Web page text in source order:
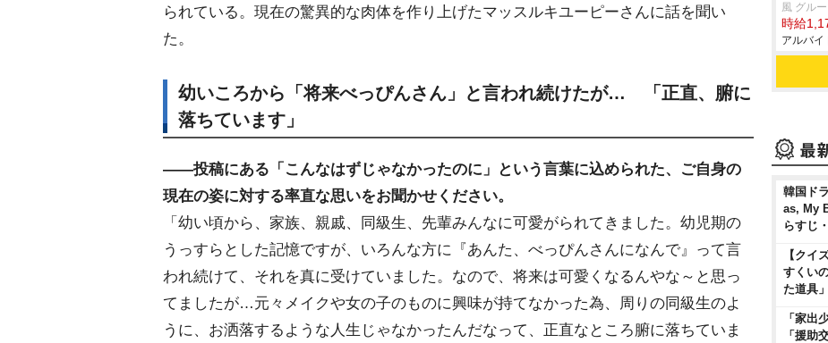
られている。現在の驚異的な肉体を作り上げたマッスルキユーピーさんに話を聞い
た。
幼いころから「将来べっぴんさん」と言われ続けたが… 「正直、腑に
落ちています」
――投稿にある「こんなはずじゃなかったのに」という言葉に込められた、ご自身の
現在の姿に対する率直な思いをお聞かせください。
「幼い頃から、家族、親戚、同級生、先輩みんなに可愛がられてきました。幼児期の
うっすらとした記憶ですが、いろんな方に『あんた、べっぴんさんになんで』って言
われ続けて、それを真に受けていました。なので、将来は可愛くなるんやな～と思っ
てましたが…元々メイクや女の子のものに興味が持てなかった為、周りの同級生のよ
うに、お洒落するような人生じゃなかったんだなって、正直なところ腑に落ちていま
風 グル
時給
アルバイ
韓国ド
as, My
らすじ
【クイ
すくい
た道具
「家出
「援助